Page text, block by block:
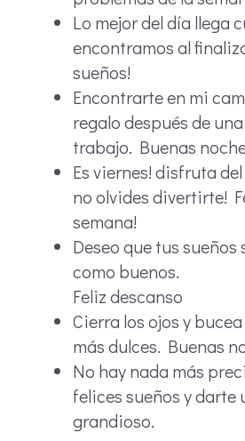
Lo mejor del día llega
encontramos al
sueños!
Encontrarte en mi
regalo después de
trabajo. Buenas
Es viernes! disfruta
no olvides divertirte!
semana!
Deseo que tus sueños
como buenos.
Feliz descanso
Cierra los ojos y
más dulces. Buenas
No hay nada más
felices sueños y darte
grandioso.